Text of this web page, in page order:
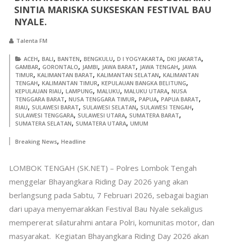
SINTIA MARISKA SUKSESKAN FESTIVAL BAU
NYALE. ‎
Talenta FM
ACEH, BALI, BANTEN, BENGKULU, D I YOGYAKARTA, DKI JAKARTA,
GAMBAR, GORONTALO, JAMBI, JAWA BARAT, JAWA TENGAH, JAWA
TIMUR, KALIMANTAN BARAT, KALIMANTAN SELATAN, KALIMANTAN
TENGAH, KALIMANTAN TIMUR, KEPULAUAN BANGKA BELITUNG,
KEPULAUAN RIAU, LAMPUNG, MALUKU, MALUKU UTARA, NUSA
TENGGARA BARAT, NUSA TENGGARA TIMUR, PAPUA, PAPUA BARAT,
RIAU, SULAWESI BARAT, SULAWESI SELATAN, SULAWESI TENGAH,
SULAWESI TENGGARA, SULAWESI UTARA, SUMATERA BARAT,
SUMATERA SELATAN, SUMATERA UTARA, UMUM
Breaking News, Headline
LOMBOK TENGAH (SK.NET) – Polres Lombok Tengah
menggelar Bhayangkara Riding Day 2026 yang akan
berlangsung pada Sabtu, 7 Februari 2026, sebagai bagian
dari upaya menyemarakkan Festival Bau Nyale sekaligus
mempererat silaturahmi antara Polri, komunitas motor, dan
masyarakat. ‎ Kegiatan Bhayangkara Riding Day 2026 akan